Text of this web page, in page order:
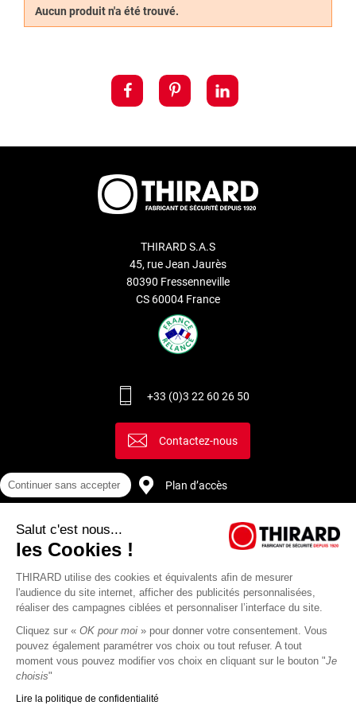
tringle ou encore de gâche d’extrémité. Et afin de s’adapter à
Aucun produit n'a été trouvé.
THIRARD S.A.S
45, rue Jean Jaurès
80390 Fressenneville
CS 60004 France
+33 (0)3 22 60 26 50
Contactez-nous
Plan d’accès
Continuer sans accepter
Salut c'est nous...
les Cookies !
THIRARD utilise des cookies et équivalents afin de mesurer
l'audience du site internet, afficher des publicités personnalisées,
réaliser des campagnes ciblées et personnaliser l’interface du site.
Cliquez sur « OK pour moi » pour donner votre consentement. Vous
pouvez également paramétrer vos choix ou tout refuser. A tout
moment vous pouvez modifier vos choix en cliquant sur le bouton "Je
choisis"
Lire la politique de confidentialité